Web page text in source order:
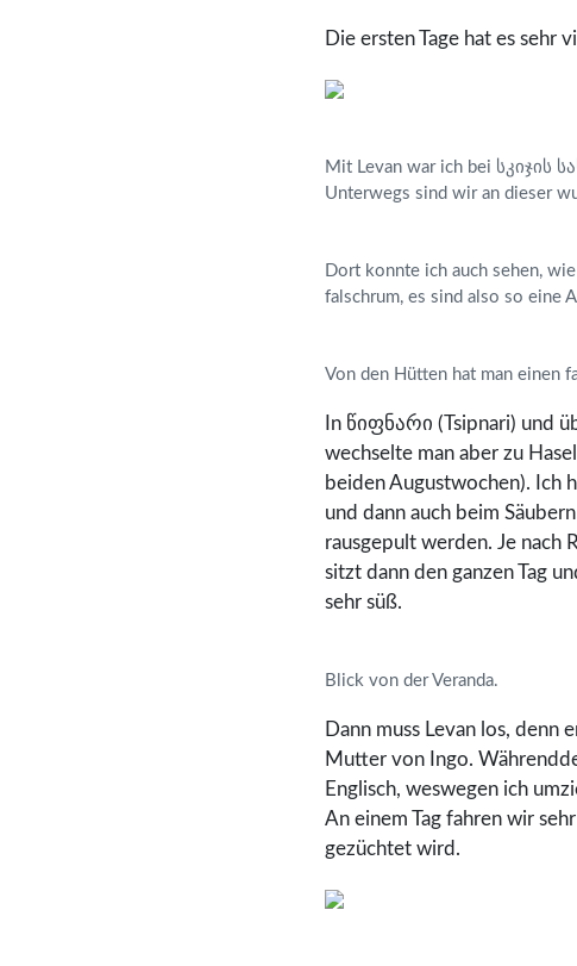
Die ersten Tage hat es sehr
Mit Levan war ich bei სკიჯის
Unterwegs sind wir an dieser
Dort konnte ich auch sehen,
falschrum, es sind also so eine
Von den Hütten hat man einen
In წიფნარი (Tsipnari) und
wechselte man aber zu
beiden Augustwochen). Ich
und dann auch beim
rausgepult werden. Je nach
sitzt dann den ganzen Tag
sehr süß.
Blick von der Veranda.
Dann muss Levan los,
Mutter von Ingo.
Englisch, weswegen ich
An einem Tag fahren wir
gezüchtet wird.